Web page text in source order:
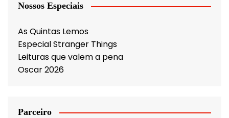
Nossos Especiais
As Quintas Lemos
Especial Stranger Things
Leituras que valem a pena
Oscar 2026
Parceiro